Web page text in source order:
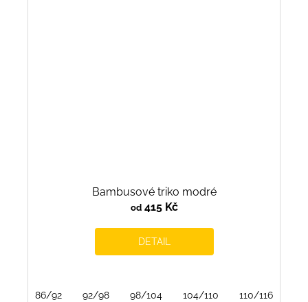
Bambusové triko modré
od415 Kč
DETAIL
86/92 92/98 98/104 104/110 110/116